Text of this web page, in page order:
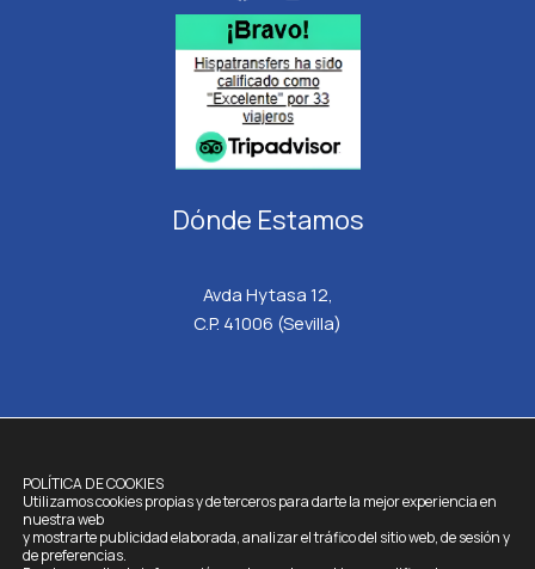
Dónde Estamos
Avda Hytasa 12,
C.P. 41006 (Sevilla)
HISPATRANSFERS.
Aviso Legal
Política de Cookies
POLÍTICA DE COOKIES
Utilizamos cookies propias y de terceros para darte la mejor experiencia en
nuestra web
y mostrarte publicidad elaborada, analizar el tráfico del sitio web, de sesión y
de preferencias.